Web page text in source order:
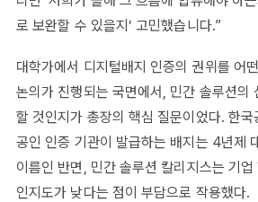
로 보완할 수 있을지’ 고민했습니다.”
대학가에서 디지털배지 인증의 권위를 어
논의가 진행되는 국면에서, 민간 솔루션의
할 것인지가 총장의 핵심 질문이었다. 한
공인 인증 기관이 발급하는 배지는 4년제
이름인 반면, 민간 솔루션 칼리지스는 기
인지도가 낮다는 점이 부담으로 작용했다.